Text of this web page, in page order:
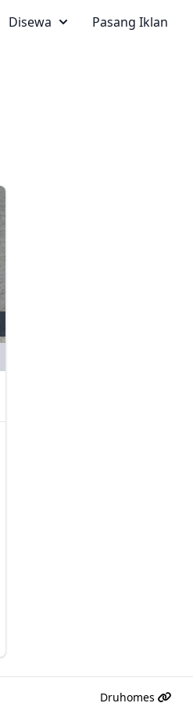
Disewa Pasang Iklan
Druhomes